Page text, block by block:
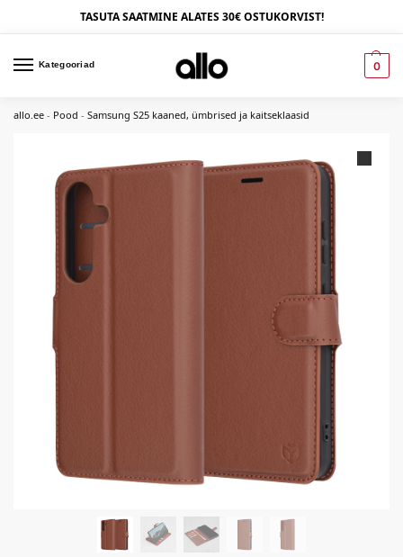
TASUTA SAATMINE ALATES 30€ OSTUKORVIST!
Kategooriad 0
allo.ee - Pood - Samsung S25 kaaned, ümbrised ja kaitseklaasid